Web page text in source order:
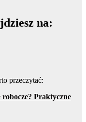
na:
przeczytać:
Praktyczne